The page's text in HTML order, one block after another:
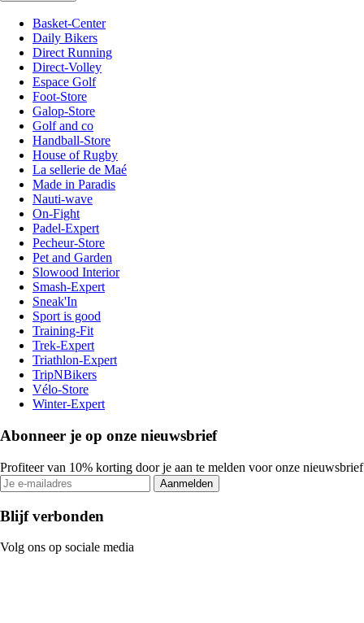
Basket-Center
Daily Bikers
Direct Running
Direct-Volley
Espace Golf
Foot-Store
Galop-Store
Golf and co
Handball-Store
House of Rugby
La sellerie de Maé
Made in Paradis
Nauti-wave
On-Fight
Padel-Expert
Pecheur-Store
Pet and Garden
Slowood Interior
Smash-Expert
Sneak'In
Sport is good
Training-Fit
Trek-Expert
Triathlon-Expert
TripNBikers
Vélo-Store
Winter-Expert
Abonneer je op onze nieuwsbrief
Profiteer van 10% korting door je aan te melden voor onze nieuwsbrief
Aanmelden
Blijf verbonden
Volg ons op sociale media